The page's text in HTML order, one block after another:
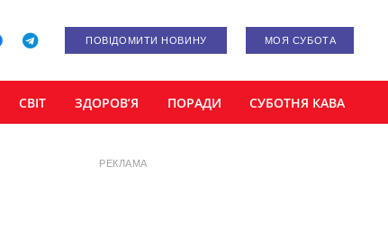
ПОВІДОМИТИ НОВИНУ МОЯ СУБОТА
СВІТ ЗДОРОВ’Я ПОРАДИ СУБОТНЯ КАВА
РЕКЛАМА